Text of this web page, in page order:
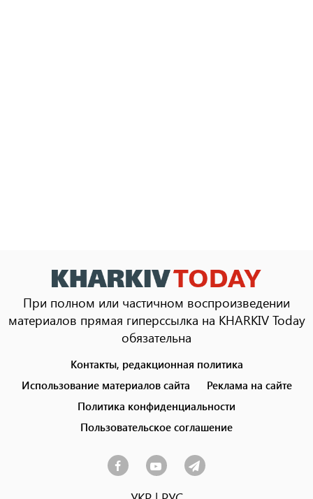
При полном или частичном воспроизведении
материалов прямая гиперссылка на KHARKIV Today
обязательна
menu
Контакты, редакционная политика
Использование материалов сайта
Реклама на сайте
Политика конфиденциальности
Пользовательское соглашение